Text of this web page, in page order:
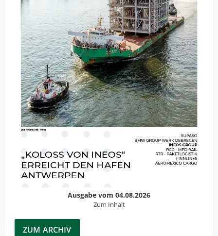
Ausgabe vom 04.08.2026
Zum Inhalt
ZUM ARCHIV